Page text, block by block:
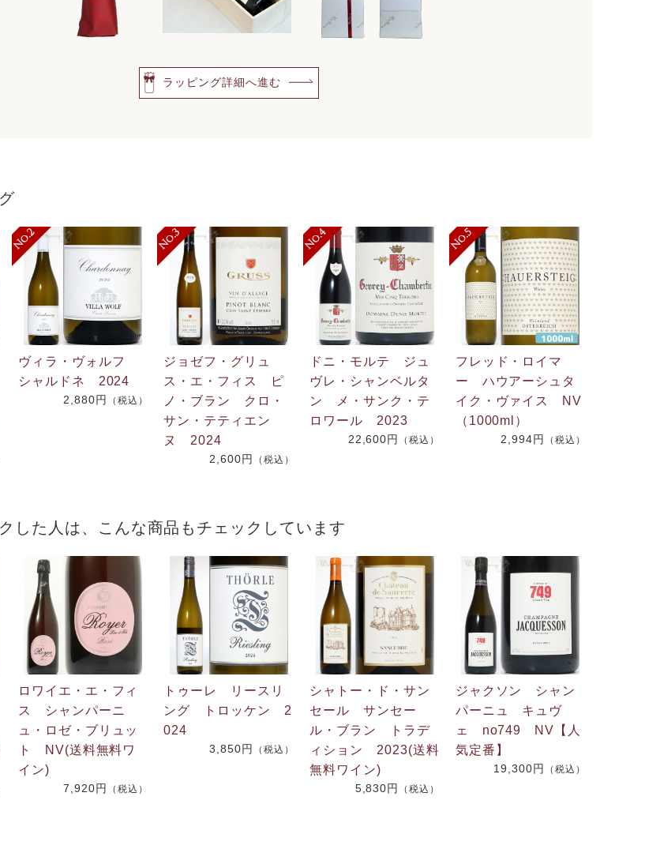
ラッピング詳細へ進む
ヴィラ・ヴォルフ
シャルドネ 2024
2,880円 （税込）
ジョゼフ・グリュ
ス・エ・フィス ピ
ノ・ブラン クロ・
サン・テティエン
ヌ 2024
2,600円 （税込）
ドニ・モルテ ジュ
ヴレ・シャンベルタ
ン メ・サンク・テ
ロワール 2023
22,600円 （税込）
フレッド・ロイマ
ー ハウアーシュタ
イク・ヴァイス NV
（1000ml）
2,994円 （税込）
した人は、こんな商品もチェックしています
ロワイエ・エ・フィ
ス シャンパーニ
ュ・ロゼ・ブリュッ
ト NV(送料無料ワ
イン)
7,920円 （税込）
トゥーレ リースリ
ング トロッケン 2
024
3,850円 （税込）
シャトー・ド・サン
セール サンセー
ル・ブラン トラデ
ィション 2023(送料
無料ワイン)
5,830円 （税込）
ジャクソン シャン
パーニュ キュヴ
ェ no749 NV【人
気定番】
19,300円 （税込）